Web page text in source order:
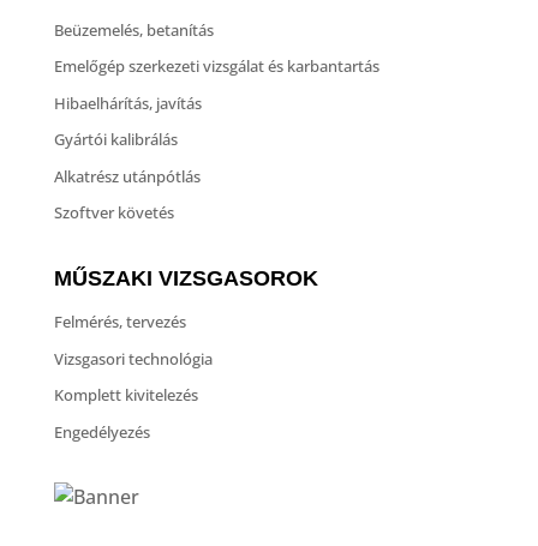
Beüzemelés, betanítás
Emelőgép szerkezeti vizsgálat és karbantartás
Hibaelhárítás, javítás
Gyártói kalibrálás
Alkatrész utánpótlás
Szoftver követés
MŰSZAKI VIZSGASOROK
Felmérés, tervezés
Vizsgasori technológia
Komplett kivitelezés
Engedélyezés